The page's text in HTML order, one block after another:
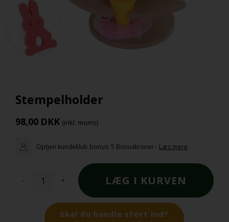
Stempelholder
98,00 DKK (inkl. moms)
Optjen kundeklub bonus: 5 Bonuskroner - Læs mere
- +
Skal du handle stort ind?